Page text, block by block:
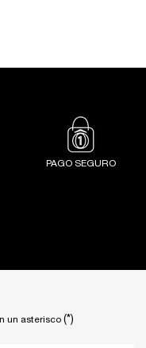
PAGO SEGURO
un asterisco (*)